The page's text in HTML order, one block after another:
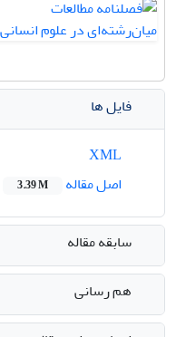
فایل ها
اصل مقاله
3.39 M
سابقه مقاله
هم رسانی